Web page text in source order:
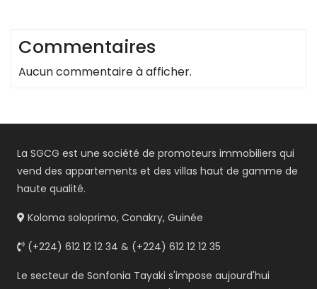
Commentaires
Aucun commentaire à afficher.
La SGCG est une société de promoteurs immobiliers qui
vend des appartements et des villas haut de gamme de
haute qualité.
Koloma soloprimo, Conakry, Guinée
(+224) 612 12 12 34 & (+224) 612 12 12 35
Le secteur de Sonfonia Tayaki s'impose aujourd'hui